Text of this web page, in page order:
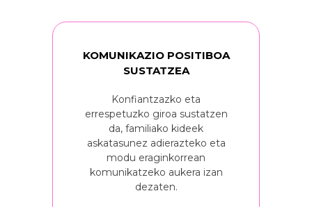
KOMUNIKAZIO POSITIBOA
SUSTATZEA
Konfiantzazko eta
errespetuzko giroa sustatzen
da, familiako kideek
askatasunez adierazteko eta
modu eraginkorrean
komunikatzeko aukera izan
dezaten.